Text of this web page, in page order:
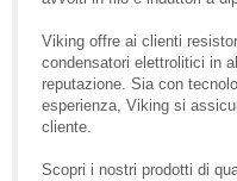
Viking offre ai clienti
condensatori elettrolitici in
reputazione. Sia con
esperienza, Viking si
cliente.
Scopri i nostri prodotti di